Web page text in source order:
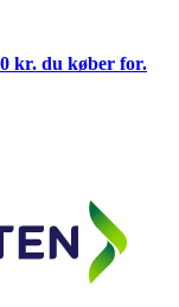
kr. du køber for.